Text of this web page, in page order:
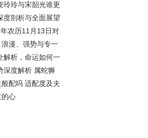
玲玲与宋韶光谁更
度剖析与全面展望
农历11月13日对
漫、强势与专一
解析，命运如何一
深度解析 属蛇狮
配吗 适配度及夫
的心